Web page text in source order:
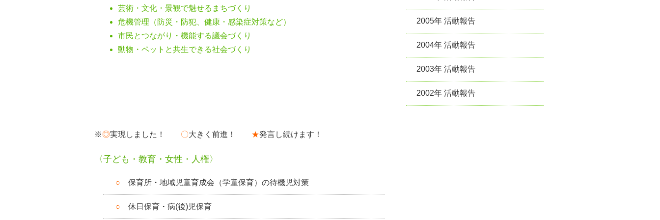
芸術・文化・景観で魅せるまちづくり
危機管理（防災・防犯、健康・感染症対策など）
市民とつながり・機能する議会づくり
動物・ペットと共生できる社会づくり
※◎実現しました！ 〇大きく前進！ ★発言し続けます！
〈子ども・教育・女性・人権〉
○ 保育所・地域児童育成会（学童保育）の待機児対策
○ 休日保育・病(後)児保育
2005年 活動報告
2004年 活動報告
2003年 活動報告
2002年 活動報告